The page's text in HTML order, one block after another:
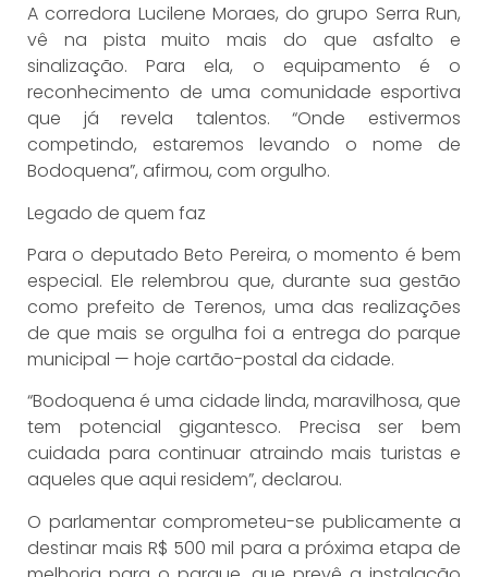
A corredora Lucilene Moraes, do grupo Serra Run,
vê na pista muito mais do que asfalto e
sinalização. Para ela, o equipamento é o
reconhecimento de uma comunidade esportiva
que já revela talentos. “Onde estivermos
competindo, estaremos levando o nome de
Bodoquena”, afirmou, com orgulho.
Legado de quem faz
Para o deputado Beto Pereira, o momento é bem
especial. Ele relembrou que, durante sua gestão
como prefeito de Terenos, uma das realizações
de que mais se orgulha foi a entrega do parque
municipal — hoje cartão-postal da cidade.
“Bodoquena é uma cidade linda, maravilhosa, que
tem potencial gigantesco. Precisa ser bem
cuidada para continuar atraindo mais turistas e
aqueles que aqui residem”, declarou.
O parlamentar comprometeu-se publicamente a
destinar mais R$ 500 mil para a próxima etapa de